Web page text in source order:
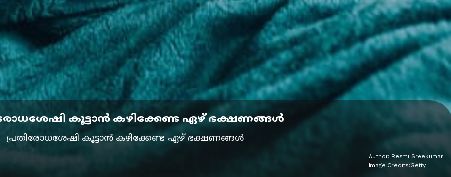
കൂട്ടാൻ കഴിക്കേണ്ട ഏഴ് ഭക്ഷണങ്ങൾ
പ്രതിരോധശേഷി കൂട്ടാൻ കഴിക്കേണ്ട ഏഴ് ഭക്ഷണങ്ങൾ
Author: Resmi Sreekumar
Image Credits:Getty